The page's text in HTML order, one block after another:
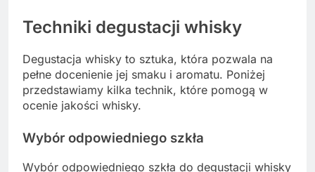
Techniki degustacji whisky
Degustacja whisky to sztuka, która pozwala na
pełne docenienie jej smaku i aromatu. Poniżej
przedstawiamy kilka technik, które pomogą w
ocenie jakości whisky.
Wybór odpowiedniego szkła
Wybór odpowiedniego szkła do degustacji whisky